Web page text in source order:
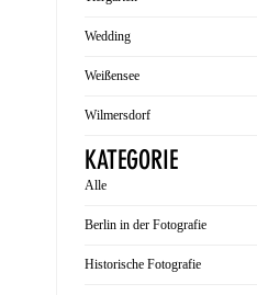
Wedding
Weißensee
Wilmersdorf
KATEGORIE
Alle
Berlin in der Fotografie
Historische Fotografie